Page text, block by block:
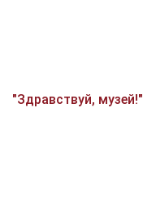
"Здравствуй, музей!"